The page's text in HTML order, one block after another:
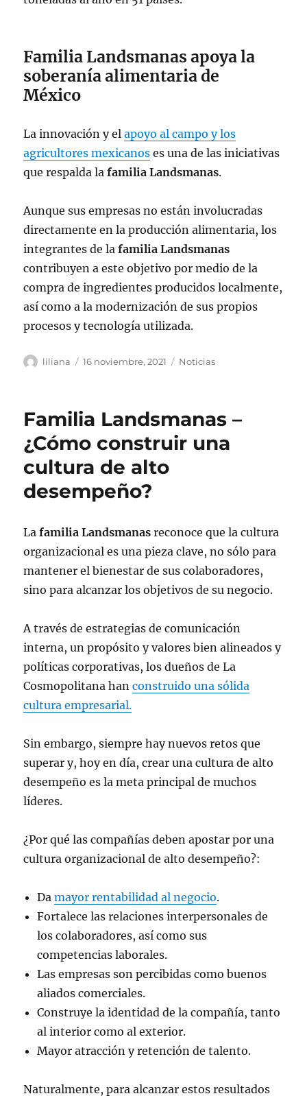
Familia Landsmanas apoya la
soberanía alimentaria de
México
La innovación y elapoyo al campo y los
agricultores mexicanos es una de las iniciativas
que respalda lafamilia Landsmanas.
Aunque sus empresas no están involucradas
directamente en la producción alimentaria, los
integrantes de lafamilia Landsmanas
contribuyen a este objetivo por medio de la
compra de ingredientes producidos localmente,
así como a la modernización de sus propios
procesos y tecnología utilizada.
Autor
liliana
Publicado
16 noviembre, 2021 Categorías
Noticias
Familia Landsmanas –
¿Cómo construir una
cultura de alto
desempeño?
Lafamilia Landsmanas reconoce que la cultura
organizacional es una pieza clave, no sólo para
mantener el bienestar de sus colaboradores,
sino para alcanzar los objetivos de su negocio.
A través de estrategias de comunicación
interna, un propósito y valores bien alineados y
políticas corporativas, los dueños de La
Cosmopolitana hanconstruido una sólida
cultura empresarial.
Sin embargo, siempre hay nuevos retos que
superar y, hoy en día, crear una cultura de alto
desempeño es la meta principal de muchos
líderes.
¿Por qué las compañías deben apostar por una
cultura organizacional de alto desempeño?:
Damayor rentabilidad al negocio.
Fortalece las relaciones interpersonales de
los colaboradores, así como sus
competencias laborales.
Las empresas son percibidas como buenos
aliados comerciales.
Construye la identidad de la compañía, tanto
al interior como al exterior.
Mayor atracción y retención de talento.
Naturalmente, para alcanzar estos resultados